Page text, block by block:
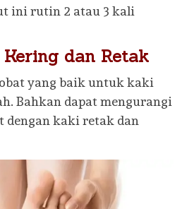
ini rutin 2 atau 3 kali
dan Retak
yang baik untuk kaki
Bahkan dapat mengurangi
dengan kaki retak dan